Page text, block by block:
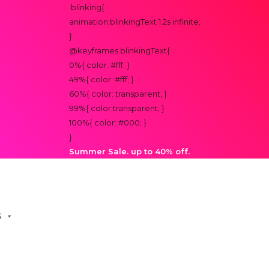
.blinking{
animation:blinkingText 1.2s infinite;
}
@keyframes blinkingText{
0%{ color: #fff; }
49%{ color: #fff; }
60%{ color: transparent; }
99%{ color:transparent; }
100%{ color: #000; }
}
Summer Sale. up to 40% off.